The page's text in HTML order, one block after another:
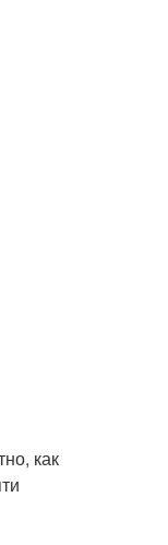
как